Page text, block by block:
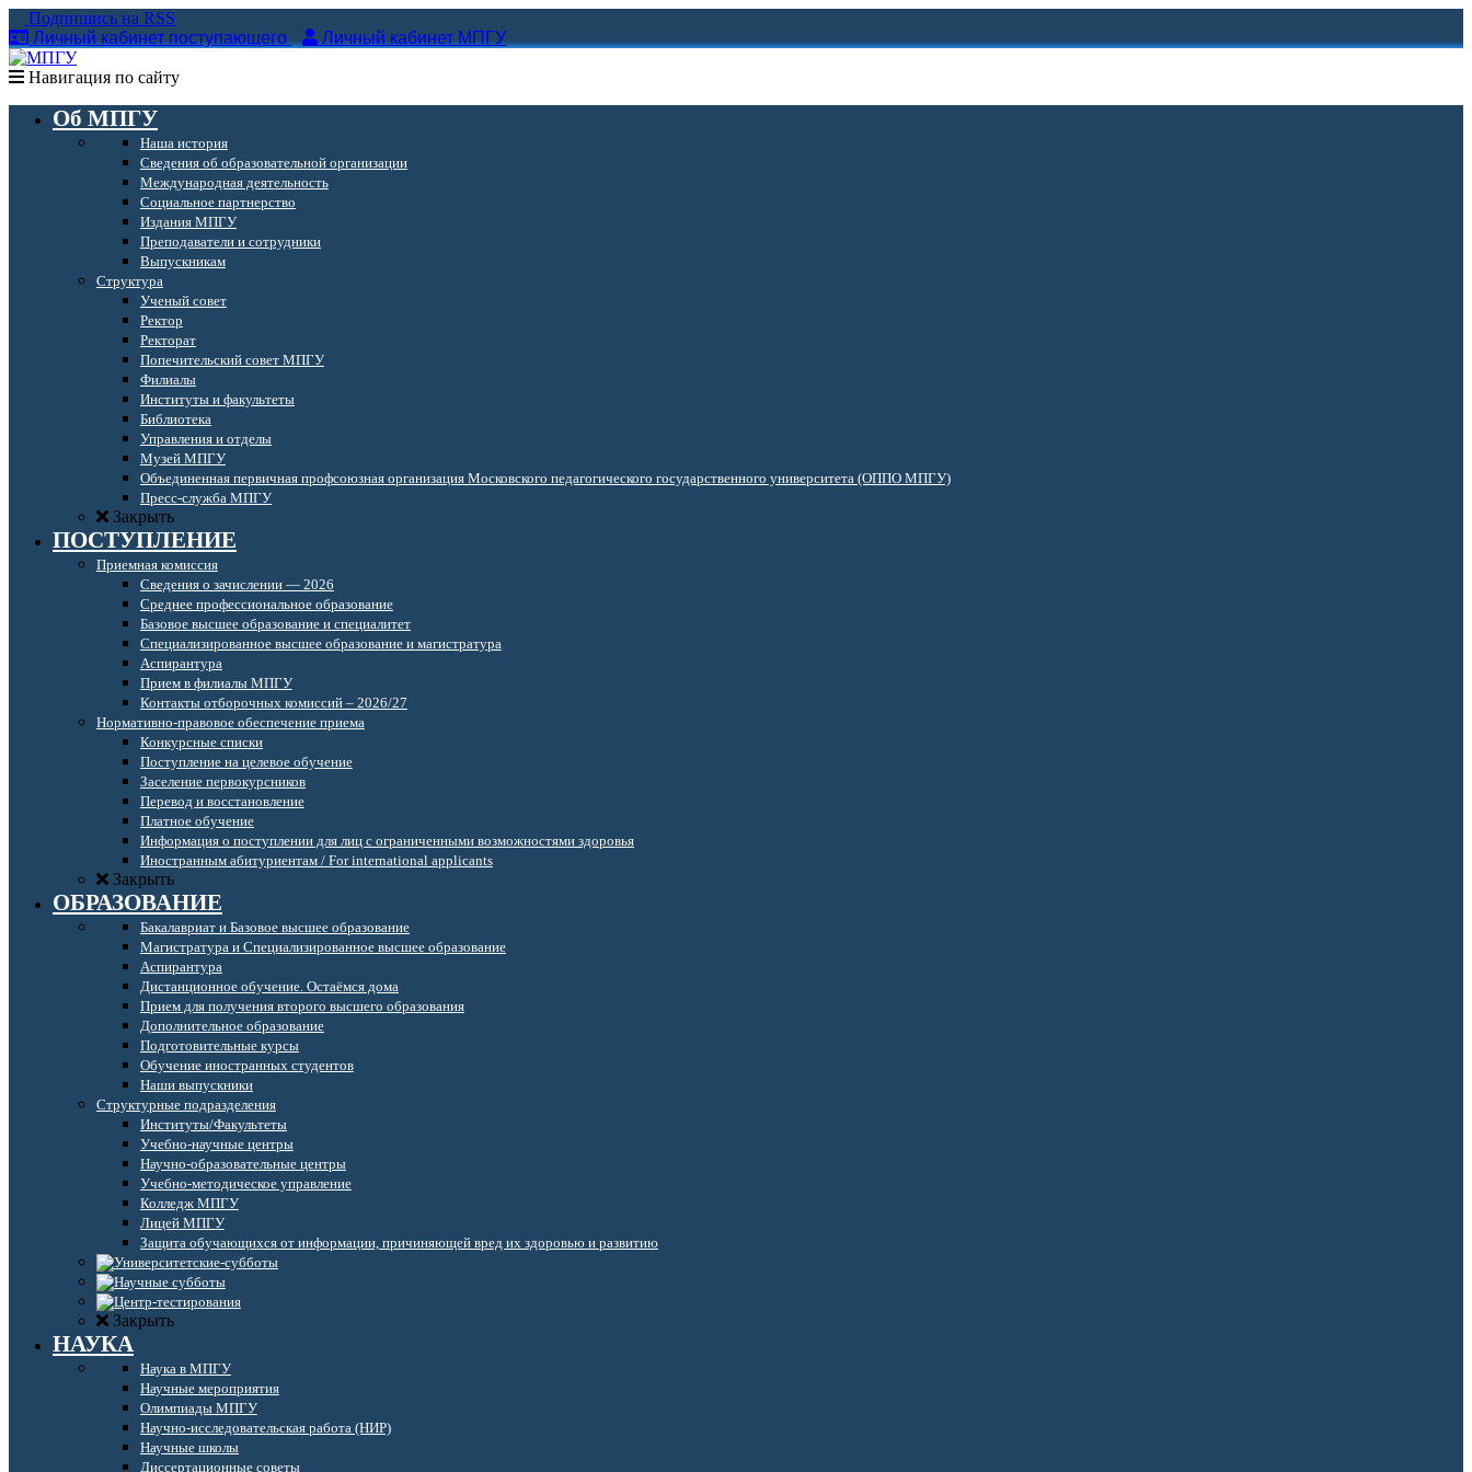
Подпишись на RSS
Личный кабинет поступающего
Личный кабинет МПГУ
Навигация по сайту
Об МПГУ
Наша история
Сведения об образовательной организации
Международная деятельность
Социальное партнерство
Издания МПГУ
Преподаватели и сотрудники
Выпускникам
Структура
Ученый совет
Ректор
Ректорат
Попечительский совет МПГУ
Филиалы
Институты и факультеты
Библиотека
Управления и отделы
Музей МПГУ
Объединенная первичная профсоюзная организация Московского педагогического государственного университета (ОППО МПГУ)
Пресс-служба МПГУ
Закрыть
ПОСТУПЛЕНИЕ
Приемная комиссия
Сведения о зачислении — 2026
Среднее профессиональное образование
Базовое высшее образование и специалитет
Специализированное высшее образование и магистратура
Аспирантура
Прием в филиалы МПГУ
Контакты отборочных комиссий – 2026/27
Нормативно-правовое обеспечение приема
Конкурсные списки
Поступление на целевое обучение
Заселение первокурсников
Перевод и восстановление
Платное обучение
Информация о поступлении для лиц с ограниченными возможностями здоровья
Иностранным абитуриентам / For international applicants
Закрыть
ОБРАЗОВАНИЕ
Бакалавриат и Базовое высшее образование
Магистратура и Специализированное высшее образование
Аспирантура
Дистанционное обучение. Остаёмся дома
Прием для получения второго высшего образования
Дополнительное образование
Подготовительные курсы
Обучение иностранных студентов
Наши выпускники
Структурные подразделения
Институты/Факультеты
Учебно-научные центры
Научно-образовательные центры
Учебно-методическое управление
Колледж МПГУ
Лицей МПГУ
Защита обучающихся от информации, причиняющей вред их здоровью и развитию
Закрыть
НАУКА
Наука в МПГУ
Научные мероприятия
Олимпиады МПГУ
Научно-исследовательская работа (НИР)
Научные школы
Диссертационные советы